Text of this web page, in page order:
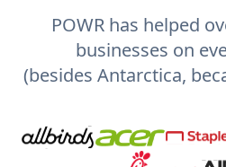
POWR has helped
businesses on
(besides Antarctica,